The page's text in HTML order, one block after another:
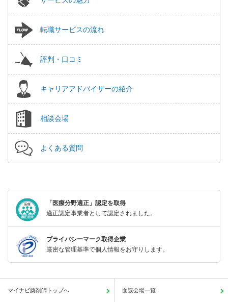
転職サービスの流れ
評判・口コミ
キャリアアドバイザーの紹介
相談会場
よくある質問
「医療分野適正」認定を取得
適正認定事業者として認定されました。
プライバシーマーク取得企業
厳密な管理基準で個人情報をお守りします。
マイナビ薬剤師トップへ 面談会場一覧